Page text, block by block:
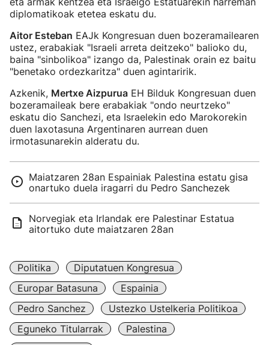
diplomatikoak etetea eskatu du.
Aitor Esteban EAJk Kongresuan duen bozeramailearen
ustez, erabakiak "Israeli arreta deitzeko" balioko du,
baina "sinbolikoa" izango da, Palestinak orain ez baitu
"benetako ordezkaritza" duen agintaririk.
Azkenik, Mertxe Aizpurua EH Bilduk Kongresuan duen
bozeramaileak bere erabakiak "ondo neurtzeko"
eskatu dio Sanchezi, eta Israelekin edo Marokorekin
duen laxotasuna Argentinaren aurrean duen
irmotasunarekin alderatu du.
Maiatzaren 28an Espainiak Palestina estatu gisa
onartuko duela iragarri du Pedro Sanchezek
Norvegiak eta Irlandak ere Palestinar Estatua
aitortuko dute maiatzaren 28an
Politika
Diputatuen Kongresua
Europar Batasuna
Espainia
Pedro Sanchez
Ustezko Ustelkeria Politikoa
Eguneko Titularrak
Palestina